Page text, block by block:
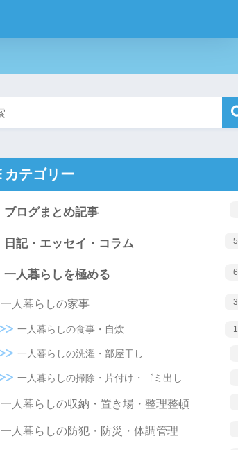
カテゴリー
ブログまとめ記事
日記・エッセイ・コラム
一人暮らしを極める
一人暮らしの家事
一人暮らしの食事・自炊
一人暮らしの洗濯・部屋干し
一人暮らしの掃除・片付け・ゴミ出し
一人暮らしの収納・置き場・整理整頓
一人暮らしの防犯・防災・体調管理